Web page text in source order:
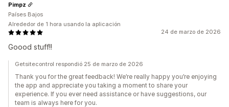
24 de marzo de 2026
Goood stuff!!
Pimpz
Países Bajos
Alrededor de 1 hora usando la aplicación
Getsitecontrol respondió 25 de marzo de 2026
Thank you for the great feedback! We’re really happy you’re enjoying
the app and appreciate you taking a moment to share your
experience. If you ever need assistance or have suggestions, our
team is always here for you.